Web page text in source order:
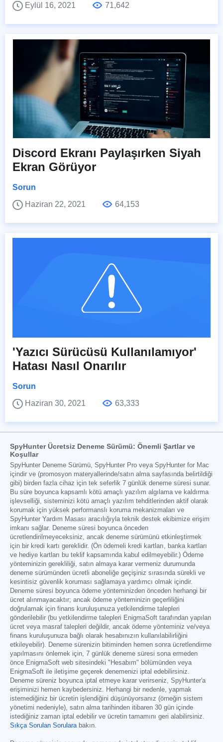
Eylül 16, 2021 71,642
Discord Ekranı Paylaşırken Siyah
Ekran Görüyor
Sorun
Haziran 22, 2021
64,153
'Yazıcı Sürücüsü Kullanılamıyor'
Hatası Nasıl Onarılır
Sorun
Haziran 30, 2021
63,333
SpyHunter Ücretsiz Deneme Sürümü: Önemli Şartlar ve
Koşullar
SpyHunter Deneme Sürümü, SpyHunter Pro veya SpyHunter for Mac
içindir ve (promosyon materyallerinde/satın alma sayfasında belirtildiği
gibi) birden fazla cihaz için tek seferlik 7 günlük deneme süresi sunar.
Bu süre boyunca kapsamlı kötü amaçlı yazılım algılama ve kaldırma
işlevselliği, sisteminizi kötü amaçlı yazılım tehditlerinden aktif olarak
korumak için yüksek performanslı koruma mekanizmaları ve
SpyHunter Yardım Masası aracılığıyla teknik destek ekibimize erişim
imkanı sağlar. Deneme süresi boyunca önceden
ücretlendirilmeyeceksiniz, ancak deneme sürümünü etkinleştirmek
için bir kredi kartı gereklidir. (Ön ödemeli kredi kartları, banka kartları
ve hediye kartları bu teklif kapsamında kabul edilmeyebilir.) Ödeme
yönteminizin gerekliliği, satın almaya karar vermeniz durumunda
deneme sürümünden ücretli aboneliğe geçişiniz sırasında sürekli ve
kesintisiz güvenlik koruması sağlamaya yardımcı olmak içindir.
Deneme süresi boyunca ödeme yönteminizden önceden herhangi bir
ücret alınmayacaktır; ancak ödeme yönteminizin geçerliliğini
doğrulamak için finans kuruluşunuza yetkilendirme talepleri
gönderilebilir (bu yetkilendirme talepleri EnigmaSoft tarafından yapılan
ücret veya masraf talepleri değildir, ancak ödeme yönteminiz ve/veya
finans kuruluşunuza bağlı olarak hesabınızın kullanılabilirliğini
etkileyebilir). Deneme sürenizin bitiminden hemen sonra ücretlendirme
yapılmasını önlemek için, 7 günlük deneme süresi sona ermeden
önce EnigmaSoft web sitesindeki "Hesabım" bölümünden veya
EnigmaSoft ile iletişime geçerek denemenizi iptal edebilirsiniz.
Deneme süreniz boyunca iptal etmeye karar verirseniz, SpyHunter'a
erişiminizi hemen kaybedersiniz. Herhangi bir nedenle, yapmak
istemediğiniz bir ücretin işlendiğini düşünüyorsanız (örneğin sistem
yönetimi nedeniyle), satın alma tarihinden itibaren 30 gün içinde
istediğiniz zaman iptal edebilir ve ücretin tamamını geri alabilirsiniz.
Sıkça Sorulan Sorulara bakın.